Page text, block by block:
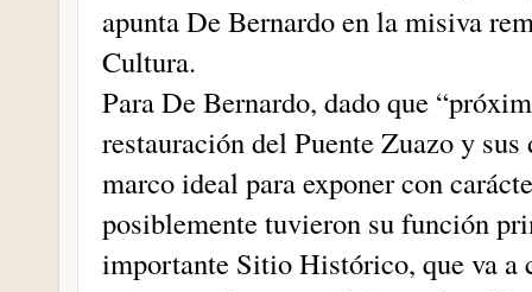
apunta De Bernardo en la misiva
Cultura.
Para De Bernardo, dado que
restauración del Puente Zuazo y sus
marco ideal para exponer con
posiblemente tuvieron su función
importante Sitio Histórico, que va a